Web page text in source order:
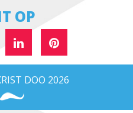
OP
DOO 2026